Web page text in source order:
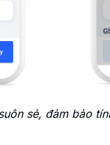
sẻ, đảm bảo